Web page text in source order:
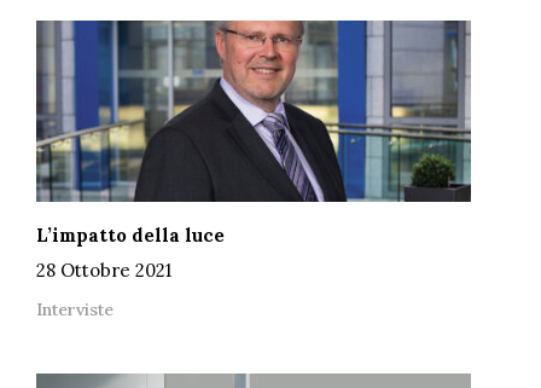
L’impatto della luce
28 Ottobre 2021
Interviste